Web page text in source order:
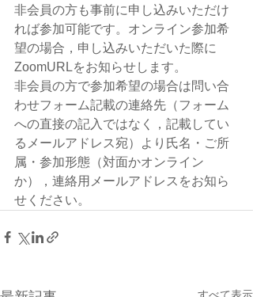
非会員の方も事前に申し込みいただけ
れば参加可能です。オンライン参加希
望の場合，申し込みいただいた際に
ZoomURLをお知らせします。
非会員の方で参加希望の場合は問い合
わせフォーム記載の連絡先（フォーム
への直接の記入ではなく，記載してい
るメールアドレス宛）より氏名・ご所
属・参加形態（対面かオンライン
か），連絡用メールアドレスをお知ら
せください。